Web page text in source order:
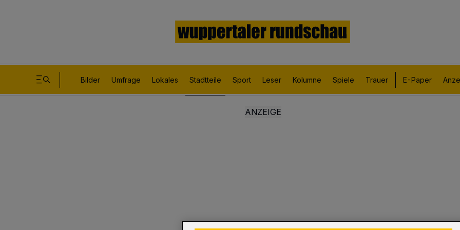
Bilder Umfrage Lokales Stadtteile Sport Leser Kolumne Spiele Trauer E-Paper